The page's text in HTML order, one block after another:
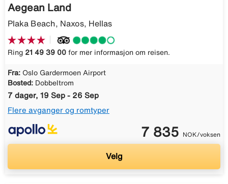
Aegean Land
Plaka Beach, Naxos, Hellas
Ring 21 49 39 00 for mer informasjon om reisen.
Fra: Oslo Gardermoen Airport
Bosted: Dobbeltrom
7 dager, 19 Sep - 26 Sep
Flere avganger og romtyper
7 835 NOK/voksen
Velg